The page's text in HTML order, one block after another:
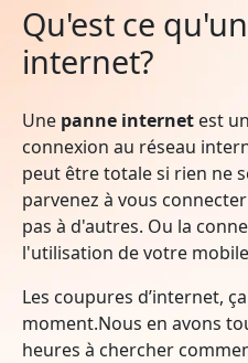
Qu'est ce
internet?
Une panne internet est
connexion au réseau
peut être totale si rien ne
parvenez à vous
pas à d'autres. Ou la
l'utilisation de votre
Les coupures d’internet,
moment.Nous en avons
heures à chercher